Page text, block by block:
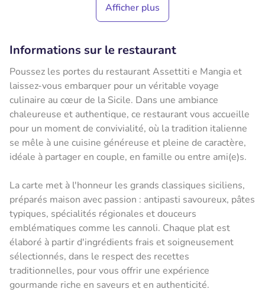
Afficher plus
Informations sur le restaurant
Poussez les portes du restaurant Assettiti e Mangia et
laissez-vous embarquer pour un véritable voyage
culinaire au cœur de la Sicile. Dans une ambiance
chaleureuse et authentique, ce restaurant vous accueille
pour un moment de convivialité, où la tradition italienne
se mêle à une cuisine généreuse et pleine de caractère,
idéale à partager en couple, en famille ou entre ami(e)s.
La carte met à l'honneur les grands classiques siciliens,
préparés maison avec passion : antipasti savoureux, pâtes
typiques, spécialités régionales et douceurs
emblématiques comme les cannoli. Chaque plat est
élaboré à partir d'ingrédients frais et soigneusement
sélectionnés, dans le respect des recettes
traditionnelles, pour vous offrir une expérience
gourmande riche en saveurs et en authenticité.